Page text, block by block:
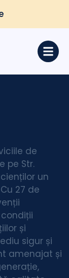
de
pe Str.
un
27 de
și
sigur și
amenajat și